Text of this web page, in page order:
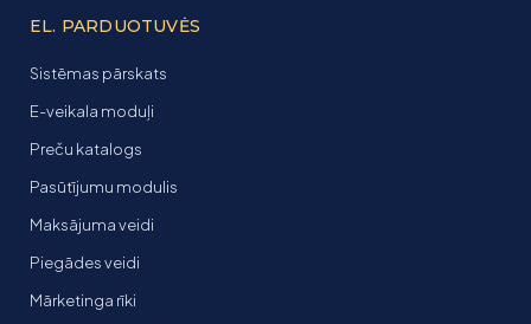
EL. PARDUOTUVĖS
Sistēmas pārskats
E-veikala moduļi
Preču katalogs
Pasūtījumu modulis
Maksājuma veidi
Piegādes veidi
Mārketinga rīki